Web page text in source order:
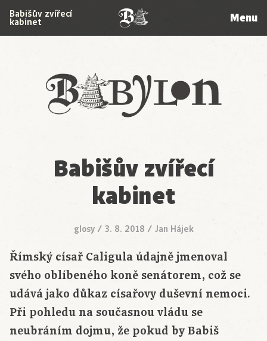
Babylon
Babišův zvířecí
kabinet Menu
Babišův zvířecí
kabinet
glosy/ 3. 8. 2018 / Jan Hájek
Římský císař Caligula údajně jmenoval
svého oblíbeného koně senátorem, což se
udává jako důkaz císařovy duševní nemoci.
Při pohledu na současnou vládu se
neubráním dojmu, že pokud by Babiš